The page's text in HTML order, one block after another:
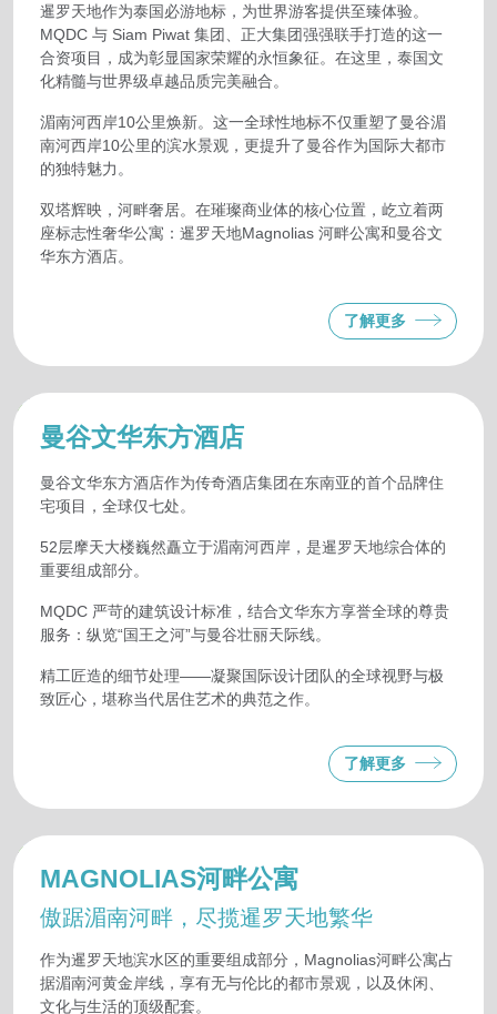
暹罗天地作为泰国必游地标，为世界游客提供至臻体验。
MQDC 与 Siam Piwat 集团、正大集团强强联手打造的这一
合资项目，成为彰显国家荣耀的永恒象征。在这里，泰国文
化精髓与世界级卓越品质完美融合。
湄南河西岸10公里焕新。这一全球性地标不仅重塑了曼谷湄
南河西岸10公里的滨水景观，更提升了曼谷作为国际大都市
的独特魅力。
双塔辉映，河畔奢居。在璀璨商业体的核心位置，屹立着两
座标志性奢华公寓：暹罗天地Magnolias 河畔公寓和曼谷文
华东方酒店。
了解更多
曼谷文华东方酒店
曼谷文华东方酒店作为传奇酒店集团在东南亚的首个品牌住
宅项目，全球仅七处。
52层摩天大楼巍然矗立于湄南河西岸，是暹罗天地综合体的
重要组成部分。
MQDC 严苛的建筑设计标准，结合文华东方享誉全球的尊贵
服务：纵览“国王之河”与曼谷壮丽天际线。
精工匠造的细节处理——凝聚国际设计团队的全球视野与极
致匠心，堪称当代居住艺术的典范之作。
了解更多
MAGNOLIAS河畔公寓
傲踞湄南河畔，尽揽暹罗天地繁华
作为暹罗天地滨水区的重要组成部分，Magnolias河畔公寓占
据湄南河黄金岸线，享有无与伦比的都市景观，以及休闲、
文化与生活的顶级配套。